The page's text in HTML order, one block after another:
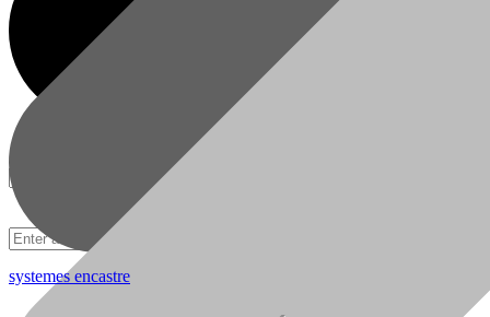
05 22 51 02 46
systemes encastre